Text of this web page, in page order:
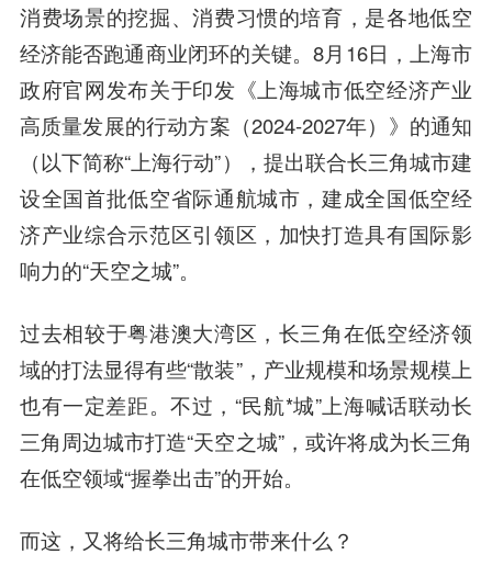
消费场景的挖掘、消费习惯的培育，是各地低空
经济能否跑通商业闭环的关键。8月16日，上海市
政府官网发布关于印发《上海城市低空经济产业
高质量发展的行动方案（2024-2027年）》的通知
（以下简称“上海行动”），提出联合长三角城市建
设全国首批低空省际通航城市，建成全国低空经
济产业综合示范区引领区，加快打造具有国际影
响力的“天空之城”。
过去相较于粤港澳大湾区，长三角在低空经济领
域的打法显得有些“散装”，产业规模和场景规模上
也有一定差距。不过，“民航*城”上海喊话联动长
三角周边城市打造“天空之城”，或许将成为长三角
在低空领域“握拳出击”的开始。
而这，又将给长三角城市带来什么？